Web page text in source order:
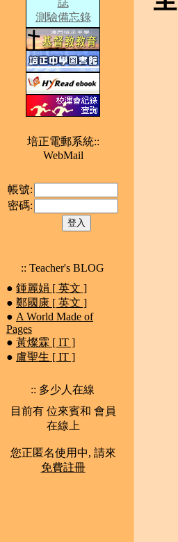
誌
測驗備忘錄
培正電郵系統::
WebMail
帳號:
密碼:
:: Teacher's BLOG
● 鍾麗娟 [ 英文 ]
● 鄭國康 [ 英文 ]
● A World Made of
Pages
● 黃燦霖 [ IT ]
● 盧聖生 [ IT ]
:: 多少人在線
目前有 位來賓和 會員
在線上
您正匿名使用中, 請來
免費註冊